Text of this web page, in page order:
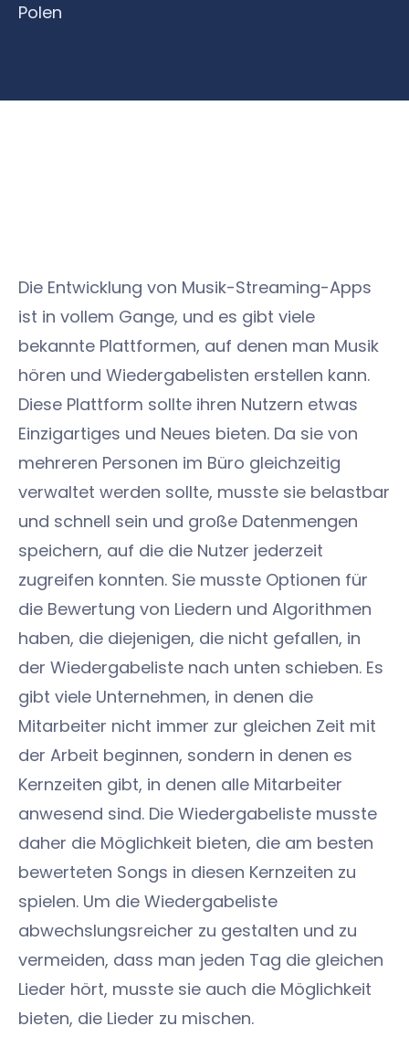
Polen
Die Entwicklung von Musik-Streaming-Apps
ist in vollem Gange, und es gibt viele
bekannte Plattformen, auf denen man Musik
hören und Wiedergabelisten erstellen kann.
Diese Plattform sollte ihren Nutzern etwas
Einzigartiges und Neues bieten. Da sie von
mehreren Personen im Büro gleichzeitig
verwaltet werden sollte, musste sie belastbar
und schnell sein und große Datenmengen
speichern, auf die die Nutzer jederzeit
zugreifen konnten. Sie musste Optionen für
die Bewertung von Liedern und Algorithmen
haben, die diejenigen, die nicht gefallen, in
der Wiedergabeliste nach unten schieben. Es
gibt viele Unternehmen, in denen die
Mitarbeiter nicht immer zur gleichen Zeit mit
der Arbeit beginnen, sondern in denen es
Kernzeiten gibt, in denen alle Mitarbeiter
anwesend sind. Die Wiedergabeliste musste
daher die Möglichkeit bieten, die am besten
bewerteten Songs in diesen Kernzeiten zu
spielen. Um die Wiedergabeliste
abwechslungsreicher zu gestalten und zu
vermeiden, dass man jeden Tag die gleichen
Lieder hört, musste sie auch die Möglichkeit
bieten, die Lieder zu mischen.